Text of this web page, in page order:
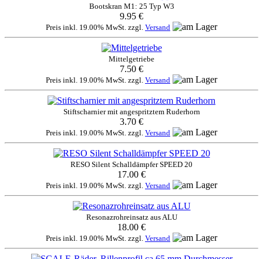
Bootskran M1: 25 Typ W3
9.95 €
Preis inkl. 19.00% MwSt. zzgl. Versand
Mittelgetriebe
7.50 €
Preis inkl. 19.00% MwSt. zzgl. Versand
Stiftscharnier mit angespritztem Ruderhorn
3.70 €
Preis inkl. 19.00% MwSt. zzgl. Versand
RESO Silent Schalldämpfer SPEED 20
17.00 €
Preis inkl. 19.00% MwSt. zzgl. Versand
Resonazrohreinsatz aus ALU
18.00 €
Preis inkl. 19.00% MwSt. zzgl. Versand